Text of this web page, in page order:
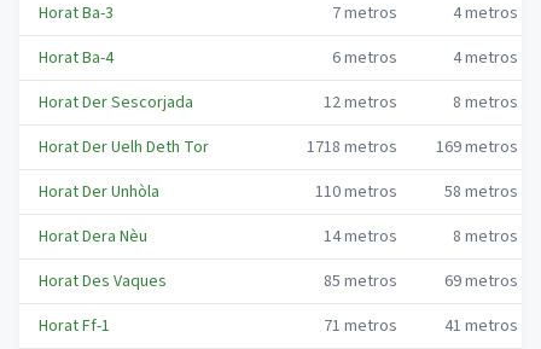
Horat Ba-3
7metros 4metros
Horat Ba-4
6metros 4metros
Horat Der Sescorjada
12metros 8 metros
Horat Der Uelh Deth Tor
1718 metros 169metros
Horat Der Unhòla
110metros 58 metros
Horat Dera Nèu
14metros 8 metros
Horat Des Vaques
85 metros 69metros
Horat Ff-1
71 metros 41 metros